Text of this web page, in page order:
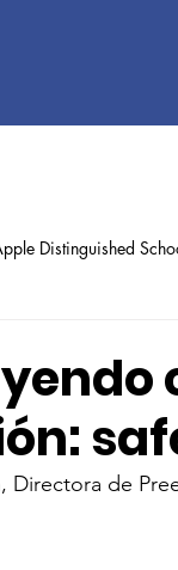
Distinguished
Directora de